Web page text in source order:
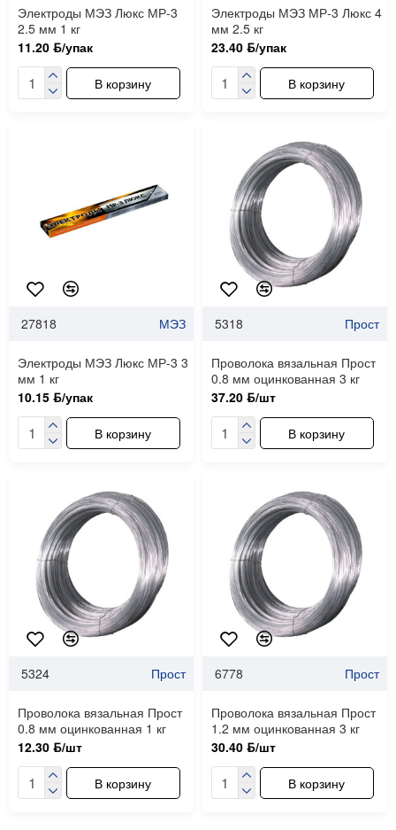
Электроды МЭЗ Люкс МР-3
2.5 мм 1 кг
11.20 ƃ/упак
В корзину
Электроды МЭЗ МР-3 Люкс 4
мм 2.5 кг
23.40 ƃ/упак
В корзину
27818 МЭЗ
Электроды МЭЗ Люкс МР-3 3
мм 1 кг
10.15 ƃ/упак
В корзину
5318 Прост
Проволока вязальная Прост
0.8 мм оцинкованная 3 кг
37.20 ƃ/шт
В корзину
5324 Прост
Проволока вязальная Прост
0.8 мм оцинкованная 1 кг
12.30 ƃ/шт
В корзину
6778 Прост
Проволока вязальная Прост
1.2 мм оцинкованная 3 кг
30.40 ƃ/шт
В корзину